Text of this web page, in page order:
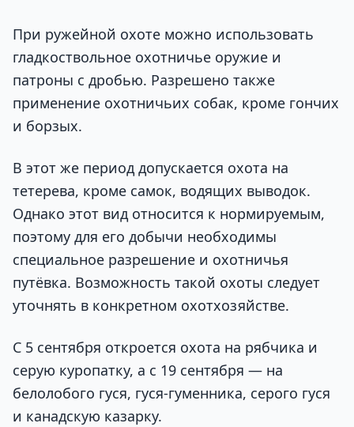
При ружейной охоте можно использовать
гладкоствольное охотничье оружие и
патроны с дробью. Разрешено также
применение охотничьих собак, кроме гончих
и борзых.
В этот же период допускается охота на
тетерева, кроме самок, водящих выводок.
Однако этот вид относится к нормируемым,
поэтому для его добычи необходимы
специальное разрешение и охотничья
путёвка. Возможность такой охоты следует
уточнять в конкретном охотхозяйстве.
С 5 сентября откроется охота на рябчика и
серую куропатку, а с 19 сентября — на
белолобого гуся, гуся-гуменника, серого гуся
и канадскую казарку.